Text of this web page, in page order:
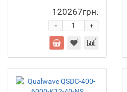
120267грн.
+
-